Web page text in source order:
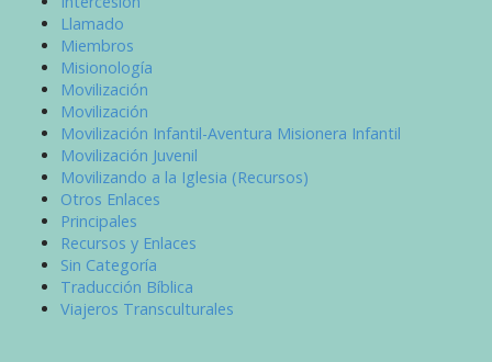
Llamado
Miembros
Misionología
Movilización
Movilización
Movilización Infantil-Aventura Misionera Infantil
Movilización Juvenil
Movilizando a la Iglesia (Recursos)
Otros Enlaces
Principales
Recursos y Enlaces
Sin Categoría
Traducción Bíblica
Viajeros Transculturales